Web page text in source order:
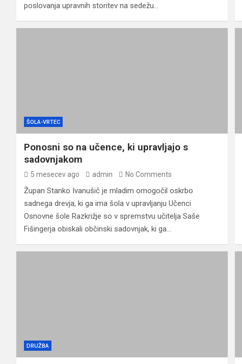
poslovanja upravnih storitev na sedežu…
ŠOLA-VRTEC
Ponosni so na učence, ki upravljajo s
sadovnjakom
5 mesecev ago admin No Comments
Župan Stanko Ivanušič je mladim omogočil oskrbo
sadnega drevja, ki ga ima šola v upravljanju Učenci
Osnovne šole Razkrižje so v spremstvu učitelja Saše
Fišingerja obiskali občinski sadovnjak, ki ga…
DRUŽBA